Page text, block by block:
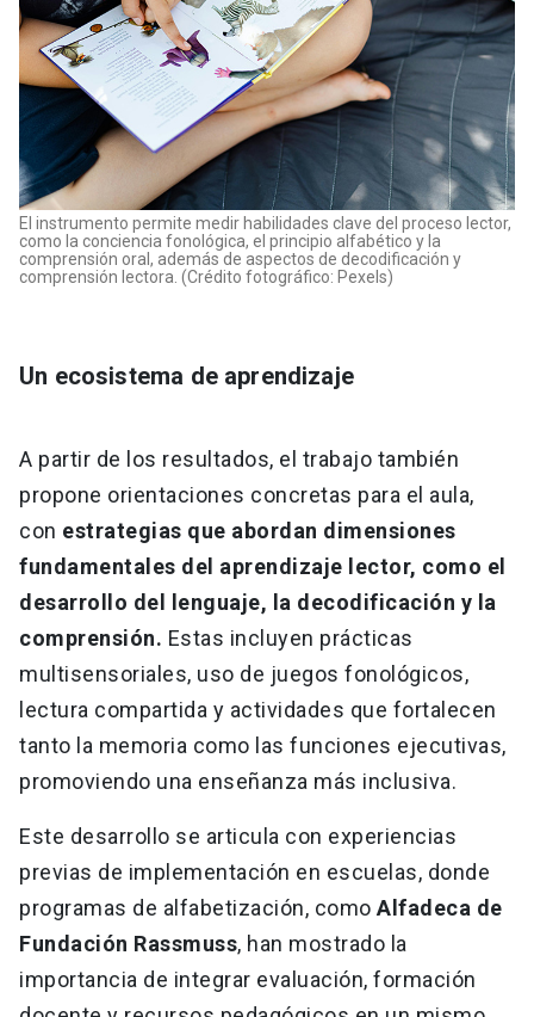
El instrumento permite medir habilidades clave del proceso lector,
como la conciencia fonológica, el principio alfabético y la
comprensión oral, además de aspectos de decodificación y
comprensión lectora. (Crédito fotográfico: Pexels)
Un ecosistema de aprendizaje
A partir de los resultados, el trabajo también
propone orientaciones concretas para el aula,
con estrategias que abordan dimensiones
fundamentales del aprendizaje lector, como el
desarrollo del lenguaje, la decodificación y la
comprensión. Estas incluyen prácticas
multisensoriales, uso de juegos fonológicos,
lectura compartida y actividades que fortalecen
tanto la memoria como las funciones ejecutivas,
promoviendo una enseñanza más inclusiva.
Este desarrollo se articula con experiencias
previas de implementación en escuelas, donde
programas de alfabetización, como Alfadeca de
Fundación Rassmuss, han mostrado la
importancia de integrar evaluación, formación